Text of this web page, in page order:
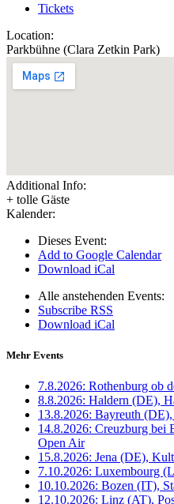
Tickets
Location:
Parkbühne (Clara Zetkin Park)
Additional Info:
+ tolle Gäste
Kalender:
Dieses Event:
Add to Google Calendar
Download iCal
Alle anstehenden Events:
Subscribe RSS
Download iCal
Mehr Events
7.8.2026: Rothenburg ob
8.8.2026: Haldern (DE),
13.8.2026: Bayreuth (DE),
14.8.2026: Creuzburg bei
Open Air
15.8.2026: Jena (DE),
7.10.2026: Luxembourg
10.10.2026: Bozen (IT),
12.10.2026: Linz (AT),